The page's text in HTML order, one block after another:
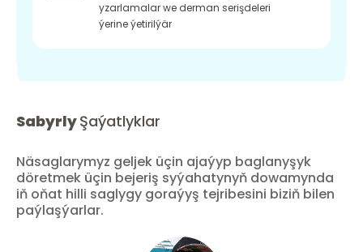
yzarlamalar we derman serişdeleri
ýerine ýetirilýär
SabyrlyŞaýatlyklar
Näsaglarymyz geljek üçin ajaýyp baglanyşyk
döretmek üçin bejeriş syýahatynyň dowamynda
iň oňat hilli saglygy goraýyş tejribesini biziň bilen
paýlaşýarlar.